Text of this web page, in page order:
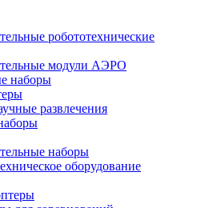
робототехнические
модули АЭРО
наборы
развлечения
наборы
оборудование